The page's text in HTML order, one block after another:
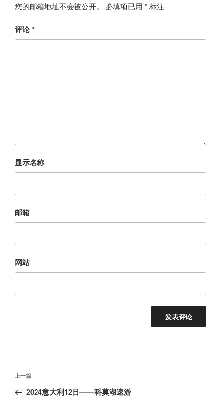
您的邮箱地址不会被公开。 必填项已用 * 标注
评论*
显示名称
邮箱
网站
文
导
上
一
上一篇
2024意大利12日——科莫湖速游